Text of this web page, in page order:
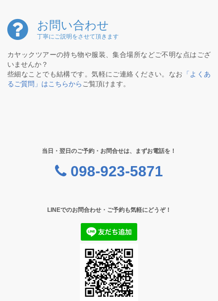
お問い合わせ
丁寧にご説明をさせて頂きます
カヤックツアーの持ち物や服装、集合場所などご不明な点はござ
いませんか？
些細なことでも結構です。気軽にご連絡ください。なお
「よくあ
るご質問」はこちらから ご覧頂けます。
当日・翌日のご予約・お問合せは、まずお電話を！
098-923-5871
LINEでのお問合わせ・ご予約も気軽にどうぞ！